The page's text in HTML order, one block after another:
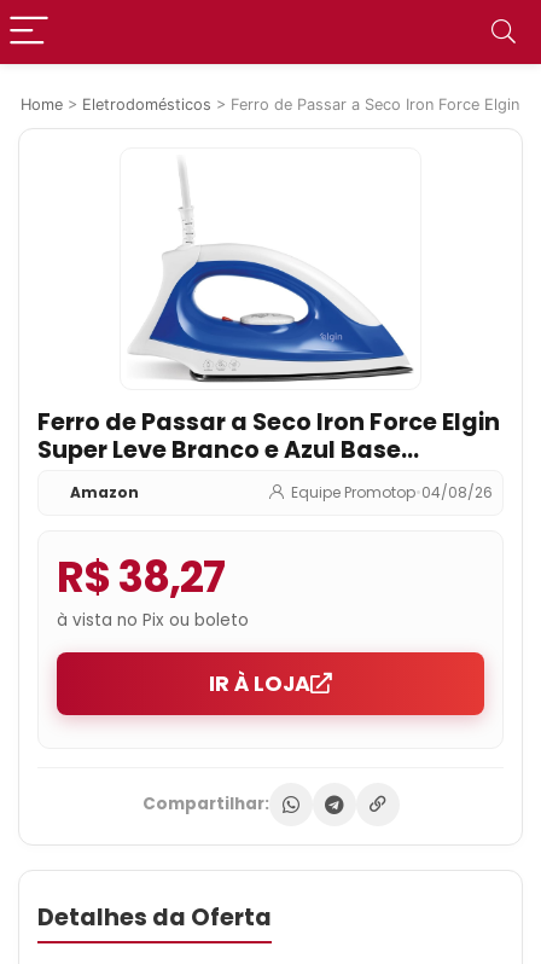
Home > Eletrodomésticos > Ferro de Passar a Seco Iron Force Elgin
Ferro de Passar a Seco Iron Force Elgin
Super Leve Branco e Azul Base
Amazon Equipe Promotop•04/08/26
R$ 38,27
à vista no Pix ou boleto
IR À LOJA
Compartilhar:
Detalhes da Oferta